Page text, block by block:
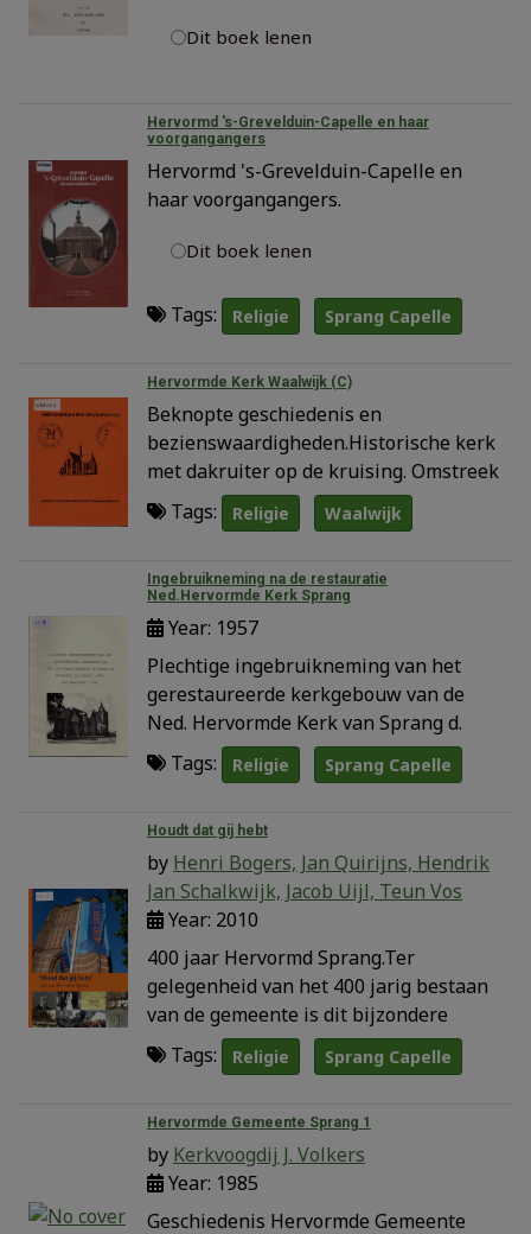
Dit boek lenen
Hervormd 's-Grevelduin-Capelle en haar
voorgangangers
Hervormd 's-Grevelduin-Capelle en
haar voorgangangers.
Dit boek lenen
Tags: Religie Sprang Capelle
Hervormde Kerk Waalwijk (C)
Beknopte geschiedenis en
bezienswaardigheden.Historische kerk
met dakruiter op de kruising. Omstreek
Tags:
Religie Waalwijk
Ingebruikneming na de restauratie
Ned.Hervormde Kerk Sprang
Year: 1957
Plechtige ingebruikneming van het
gerestaureerde kerkgebouw van de
Ned. Hervormde Kerk van Sprang d.
Tags:
Religie Sprang Capelle
Houdt dat gij hebt
by Henri Bogers, Jan Quirijns, Hendrik
Jan Schalkwijk, Jacob Uijl, Teun Vos
Year: 2010
400 jaar Hervormd Sprang.Ter
gelegenheid van het 400 jarig bestaan
van de gemeente is dit bijzondere
Tags:
Religie Sprang Capelle
Hervormde Gemeente Sprang 1
by Kerkvoogdij J. Volkers
Year: 1985
Geschiedenis Hervormde Gemeente